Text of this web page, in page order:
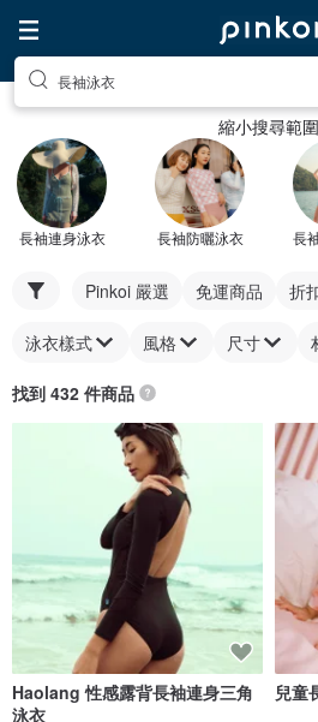
長袖泳衣
縮小搜尋範圍
長袖連身泳衣 長袖防曬泳衣
Pinkoi 嚴選 免運商品 折
泳衣樣式 風格 尺寸
找到 432 件商品
Haolang 性感露背長袖連身三角
泳衣
兒童